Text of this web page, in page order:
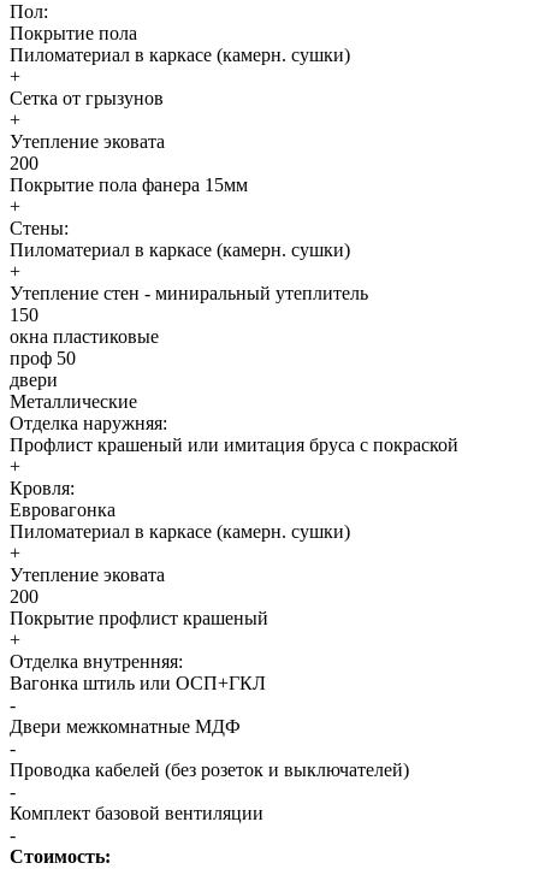
Пол:
Покрытие пола
Пиломатериал в каркасе (камерн. сушки)
+
Сетка от грызунов
+
Утепление эковата
200
Покрытие пола фанера 15мм
+
Стены:
Пиломатериал в каркасе (камерн. сушки)
+
Утепление стен - миниральный утеплитель
150
окна пластиковые
проф 50
двери
Металлические
Отделка наружняя:
Профлист крашеный или имитация бруса с покраской
+
Кровля:
Евровагонка
Пиломатериал в каркасе (камерн. сушки)
+
Утепление эковата
200
Покрытие профлист крашеный
+
Отделка внутренняя:
Вагонка штиль или ОСП+ГКЛ
-
Двери межкомнатные МДФ
-
Проводка кабелей (без розеток и выключателей)
-
Комплект базовой вентиляции
-
Стоимость: